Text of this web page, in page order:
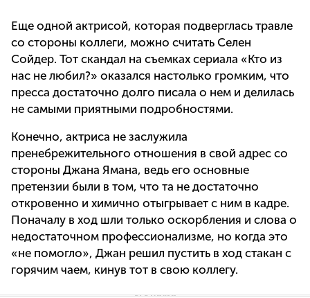
Еще одной актрисой, которая подверглась травле
со стороны коллеги, можно считать Селен
Сойдер. Тот скандал на съемках сериала «Кто из
нас не любил?» оказался настолько громким, что
пресса достаточно долго писала о нем и делилась
не самыми приятными подробностями.
Конечно, актриса не заслужила
пренебрежительного отношения в свой адрес со
стороны Джана Ямана, ведь его основные
претензии были в том, что та не достаточно
откровенно и химично отыгрывает с ним в кадре.
Поначалу в ход шли только оскорбления и слова о
недостаточном профессионализме, но когда это
«не помогло», Джан решил пустить в ход стакан с
горячим чаем, кинув тот в свою коллегу.